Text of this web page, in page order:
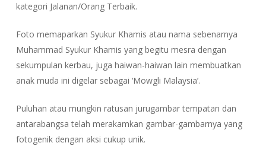
kategori Jalanan/Orang Terbaik.
Foto memaparkan Syukur Khamis atau nama sebenarnya
Muhammad Syukur Khamis yang begitu mesra dengan
sekumpulan kerbau, juga haiwan-haiwan lain membuatkan
anak muda ini digelar sebagai ‘Mowgli Malaysia’.
Puluhan atau mungkin ratusan jurugambar tempatan dan
antarabangsa telah merakamkan gambar-gambarnya yang
fotogenik dengan aksi cukup unik.